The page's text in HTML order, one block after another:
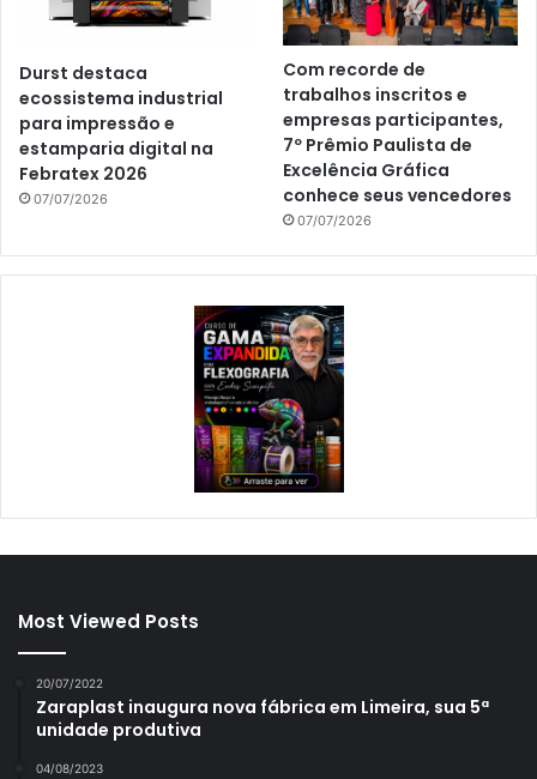
Durst destaca
ecossistema industrial
para impressão e
estamparia digital na
Febratex 2026
07/07/2026
Com recorde de
trabalhos inscritos e
empresas participantes,
7º Prêmio Paulista de
Excelência Gráfica
conhece seus vencedores
07/07/2026
Most Viewed Posts
20/07/2022
Zaraplast inaugura nova fábrica em Limeira, sua 5ª
unidade produtiva
04/08/2023